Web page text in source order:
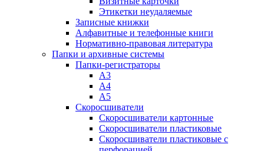
Этикетки неудаляемые
Записные книжки
Алфавитные и телефонные книги
Нормативно-правовая литература
Папки и архивные системы
Папки-регистраторы
А3
А4
А5
Скоросшиватели
Скоросшиватели картонные
Скоросшиватели пластиковые
Скоросшиватели пластиковые с